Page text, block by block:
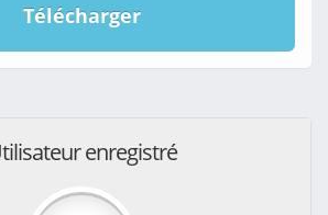
Télécharger
enregistré